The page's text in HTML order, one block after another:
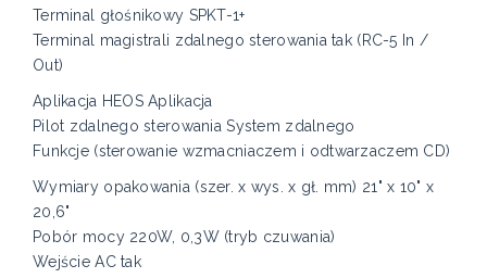
Terminal głośnikowy SPKT-1+
Terminal magistrali zdalnego sterowania tak (RC-5 In /
Out)
Aplikacja HEOS Aplikacja
Pilot zdalnego sterowania System zdalnego
Funkcje (sterowanie wzmacniaczem i odtwarzaczem CD)
Wymiary opakowania (szer. x wys. x gł. mm) 21" x 10" x
20,6"
Pobór mocy 220W, 0,3W (tryb czuwania)
Wejście AC tak